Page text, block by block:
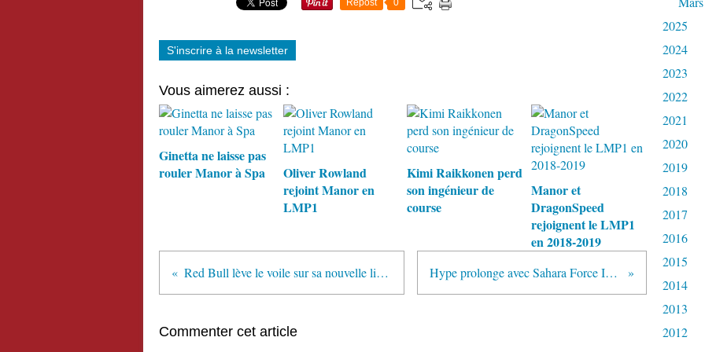
Repost 0
S'inscrire à la newsletter
Vous aimerez aussi :
Ginetta ne laisse pas
rouler Manor à Spa
Oliver Rowland
rejoint Manor en
LMP1
Kimi Raikkonen perd
son ingénieur de
course
Manor et
DragonSpeed
rejoignent le LMP1
en 2018-2019
Red Bull lève le voile sur sa nouvelle livrée Hype prolonge avec Sahara Force India
Commenter cet article
2025
2024
2023
2022
2021
2020
2019
2018
2017
2016
2015
2014
2013
2012